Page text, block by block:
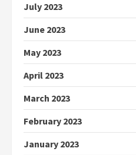
July 2023
June 2023
May 2023
April 2023
March 2023
February 2023
January 2023